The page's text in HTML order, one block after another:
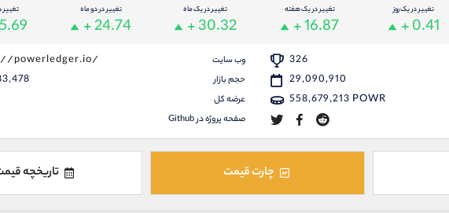
تغییر در یک روز
+ 0.41
تغییر در یک هفته
+ 16.87
تغییر در یک ماه
+ 30.32
تغییر در دو ماه
+ 24.74
تغییر
326 وب سایت powerledger.io/
29,090,910 حجم بازار
558,679,213 POWR عرضه کل
صفحه پروژه در Github
چارت قیمت تاریخچه